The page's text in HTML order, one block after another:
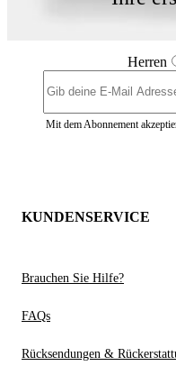
Herren
Mit dem Abonnement
KUNDENSERVICE
Brauchen Sie Hilfe?
FAQs
Rücksendungen &